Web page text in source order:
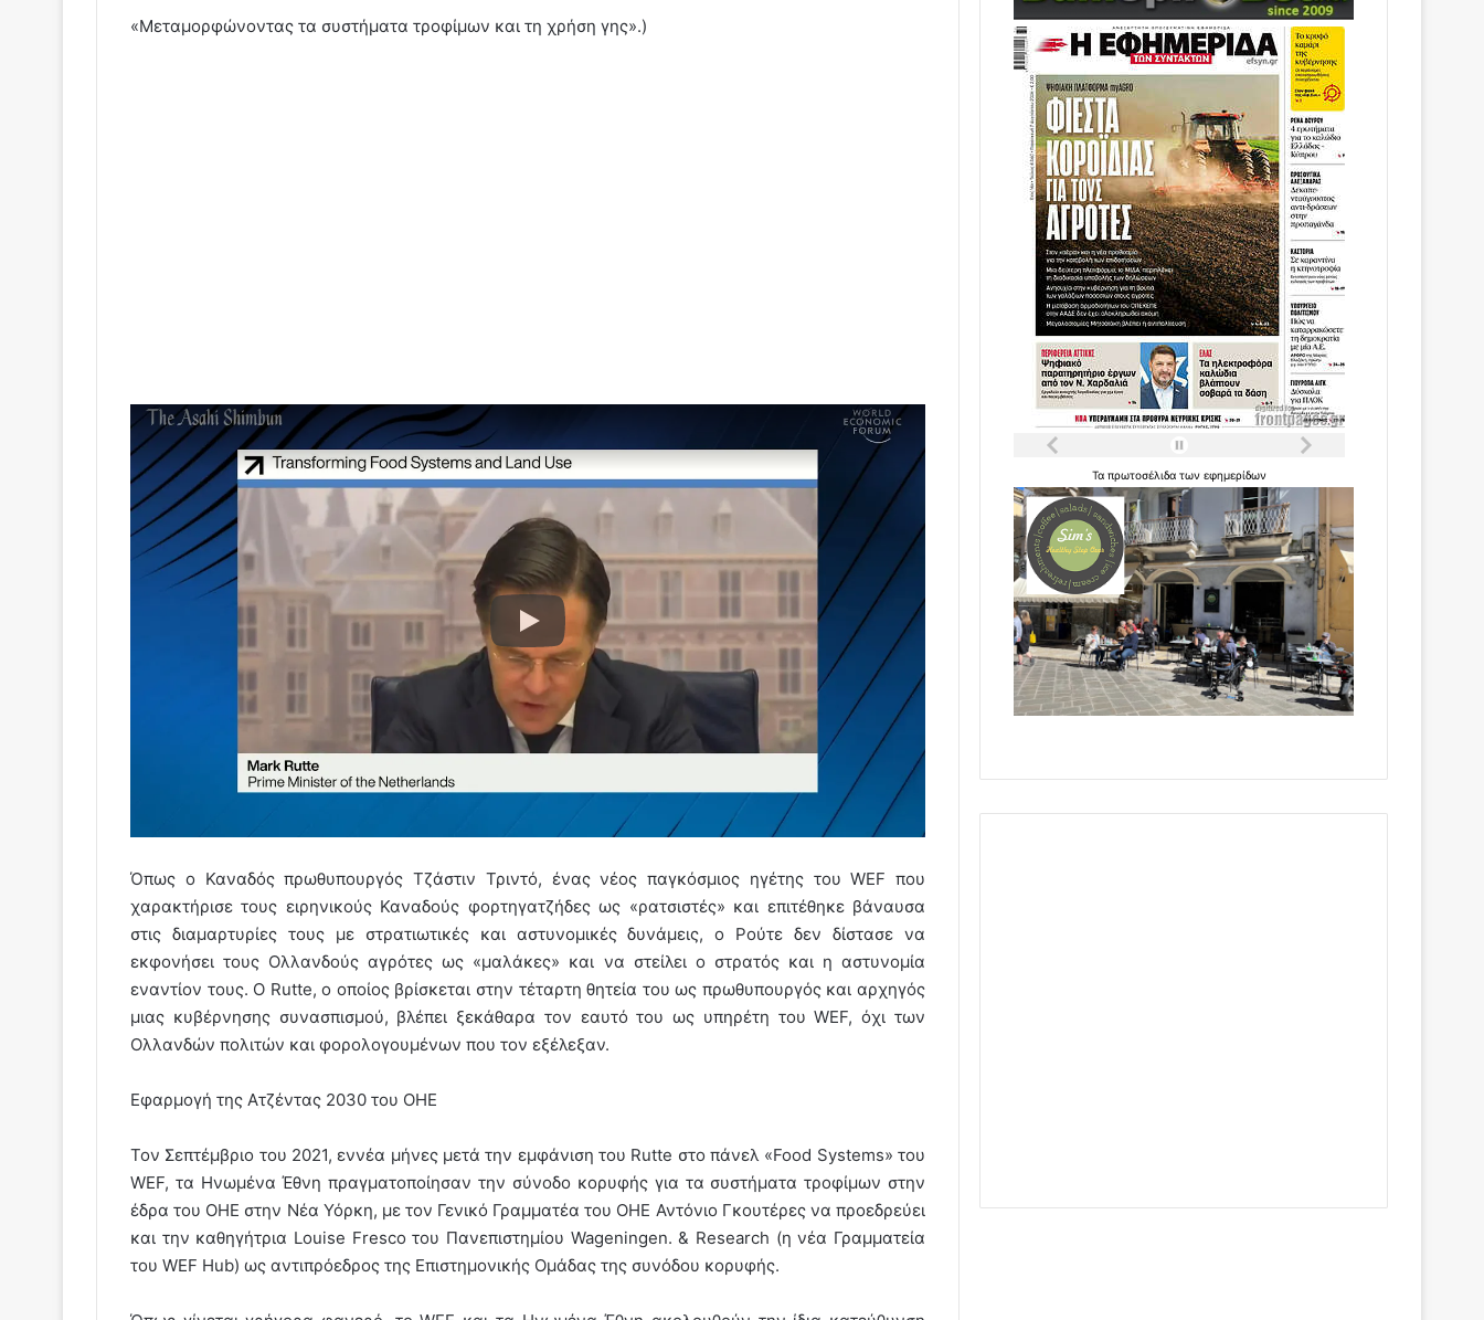
«Μεταμορφώνοντας τα συστήματα τροφίμων και τη χρήση γης».)
Όπως ο Καναδός πρωθυπουργός Τζάστιν Τριντό, ένας νέος παγκόσμιος ηγέτης του WEF που
χαρακτήρισε τους ειρηνικούς Καναδούς φορτηγατζήδες ως «ρατσιστές» και επιτέθηκε βάναυσα
στις διαμαρτυρίες τους με στρατιωτικές και αστυνομικές δυνάμεις, ο Ρούτε δεν δίστασε να
εκφονήσει τους Ολλανδούς αγρότες ως «μαλάκες» και να στείλει ο στρατός και η αστυνομία
εναντίον τους. Ο Rutte, ο οποίος βρίσκεται στην τέταρτη θητεία του ως πρωθυπουργός και αρχηγός
μιας κυβέρνησης συνασπισμού, βλέπει ξεκάθαρα τον εαυτό του ως υπηρέτη του WEF, όχι των
Ολλανδών πολιτών και φορολογουμένων που τον εξέλεξαν.
Εφαρμογή της Ατζέντας 2030 του ΟΗΕ
Τον Σεπτέμβριο του 2021, εννέα μήνες μετά την εμφάνιση του Rutte στο πάνελ «Food Systems» του
WEF, τα Ηνωμένα Έθνη πραγματοποίησαν την σύνοδο κορυφής για τα συστήματα τροφίμων στην
έδρα του ΟΗΕ στην Νέα Υόρκη, με τον Γενικό Γραμματέα του ΟΗΕ Αντόνιο Γκουτέρες να προεδρεύει
και την καθηγήτρια Louise Fresco του Πανεπιστημίου Wageningen. & Research (η νέα Γραμματεία
του WEF Hub) ως αντιπρόεδρος της Επιστημονικής Ομάδας της συνόδου κορυφής.
Ταπρωτοσέλιδατωνεφημερίδων